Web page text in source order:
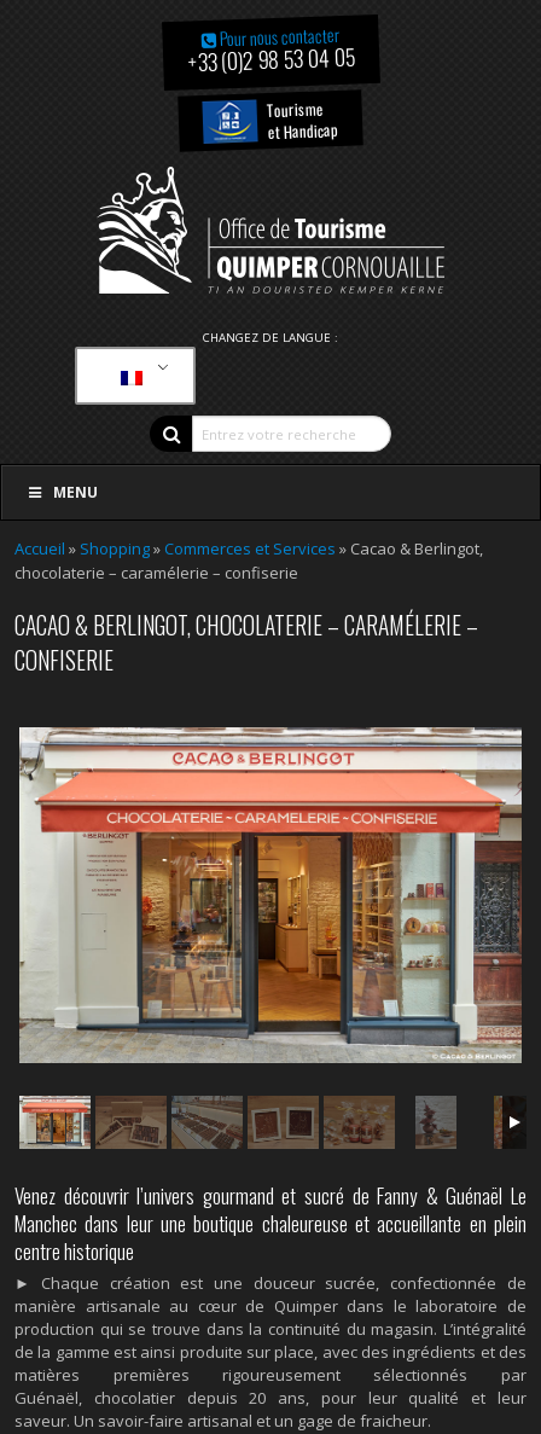
Pour nous contacter
+33 (0)2 98 53 04 05
Tourisme
et Handicap
CHANGEZ DE LANGUE :
MENU
Accueil » Shopping» Commerces et Services » Cacao & Berlingot,
chocolaterie – caramélerie – confiserie
CACAO & BERLINGOT, CHOCOLATERIE – CARAMÉLERIE –
CONFISERIE
Venez découvrir l’univers gourmand et sucré de Fanny & Guénaël Le
Manchec dans leur une boutique chaleureuse et accueillante en plein
centre historique
► Chaque création est une douceur sucrée, confectionnée de
manière artisanale au cœur de Quimper dans le laboratoire de
production qui se trouve dans la continuité du magasin. L’intégralité
de la gamme est ainsi produite sur place, avec des ingrédients et des
matières premières rigoureusement sélectionnés par
Guénaël, chocolatier depuis 20 ans, pour leur qualité et leur
saveur. Un savoir-faire artisanal et un gage de fraicheur.